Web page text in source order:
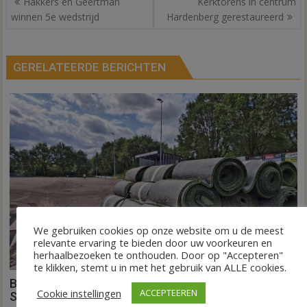
navigatie
winnen 5e wedstrijd
Hardenberg gerestaureerd
GERELATEERDE BERICHTEN
Binnen een dag is kunstgras weg in Hardenberg en
Sibculo
We gebruiken cookies op onze website om u de meest
relevante ervaring te bieden door uw voorkeuren en
herhaalbezoeken te onthouden. Door op "Accepteren"
te klikken, stemt u in met het gebruik van ALLE cookies.
Cookie instellingen
ACCEPTEEREN